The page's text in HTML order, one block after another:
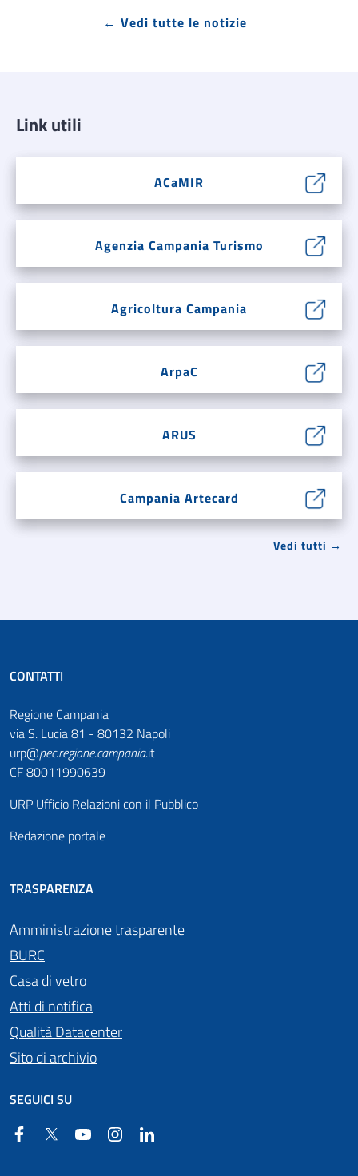
← Vedi tutte le notizie
Link utili
ACaMIR
Agenzia Campania Turismo
Agricoltura Campania
ArpaC
ARUS
Campania Artecard
Vedi tutti →
CONTATTI
Regione Campania
via S. Lucia 81 - 80132 Napoli
urp@pec.regione.campania.it
CF 80011990639
URP Ufficio Relazioni con il Pubblico
Redazione portale
TRASPARENZA
Amministrazione trasparente
BURC
Casa di vetro
Atti di notifica
Qualità Datacenter
Sito di archivio
SEGUICI SU
FacebookTwitter YouTube Instagram